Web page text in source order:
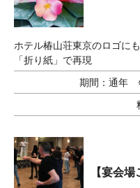
ホテル椿山荘東京のロゴに
「折り紙」で再現
期間： 通年
【宴会